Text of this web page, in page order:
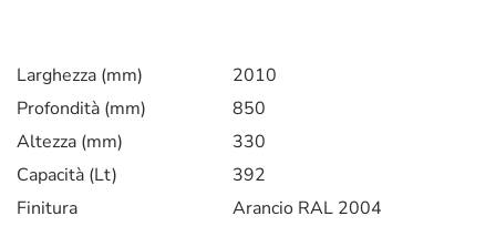
Larghezza (mm)
2010
Profondità (mm)
850
Altezza (mm)
330
Capacità (Lt)
392
Finitura
Arancio RAL 2004